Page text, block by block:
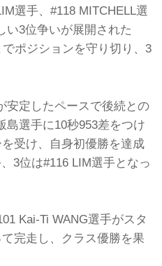
選手、#118 MITCHELL選
い3位争いが展開された
ポジションを守り切り、3
安定したペースで後続との
島選手に10秒953差をつけ
受け、自身初優勝を達成
3位は#116 LIM選手となっ
Kai-Ti WANG選手がスタ
完走し、クラス優勝を果